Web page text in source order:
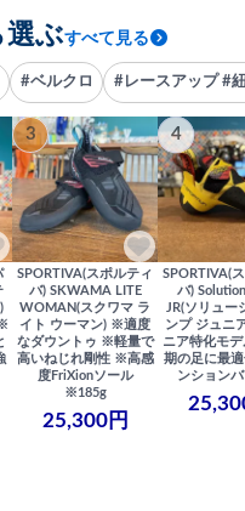
ぶすべて見る
#ベルクロ #レースアップ #
3
SPORTIVA(スポルティ
バ) SKWAMA LITE
WOMAN(スクワマ ラ
イト ウーマン) ※適度
なダウントゥ ※軽量で
高いねじれ剛性 ※高感
度FriXionソール
※185g
25,300円
4
SPORTIVA(
バ)
JR(ソリュー
ンプ ジュニ
ニア特化モ
期の足に最
ンション